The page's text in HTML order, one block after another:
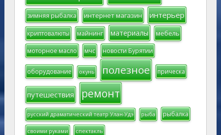
зимняя рыбалка интернет магазин интерьер
криптовалюты майнинг материалы мебель
моторное масло мчс новости Бурятии
оборудование окунь полезное прическа
путешествия ремонт
русский драматический театр Улан-Удэ рыба рыбалка
своими руками спектакль